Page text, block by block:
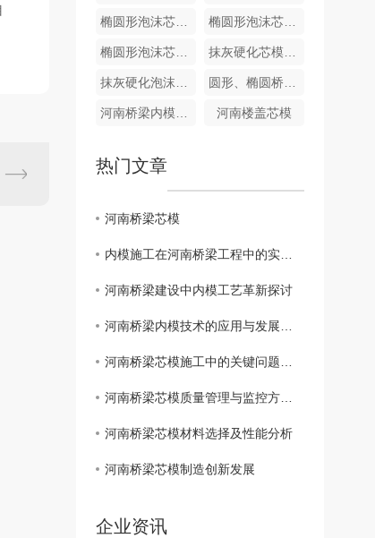
椭圆形泡沫芯模生产厂家 椭圆形泡沫芯模生产
椭圆形泡沫芯模生产 抹灰硬化芯模 抗压性抗震性更好的泡沫芯模
抹灰硬化泡沫内模厂家 圆形、椭圆桥梁用泡沫芯模
河南桥梁内模装车 河南楼盖芯模
热门文章
河南桥梁芯模
内模施工在河南桥梁工程中的实践与探索
河南桥梁建设中内模工艺革新探讨
河南桥梁内模技术的应用与发展趋势
河南桥梁芯模施工中的关键问题解析
河南桥梁芯模质量管理与监控方法研究
河南桥梁芯模材料选择及性能分析
河南桥梁芯模制造创新发展
企业资讯